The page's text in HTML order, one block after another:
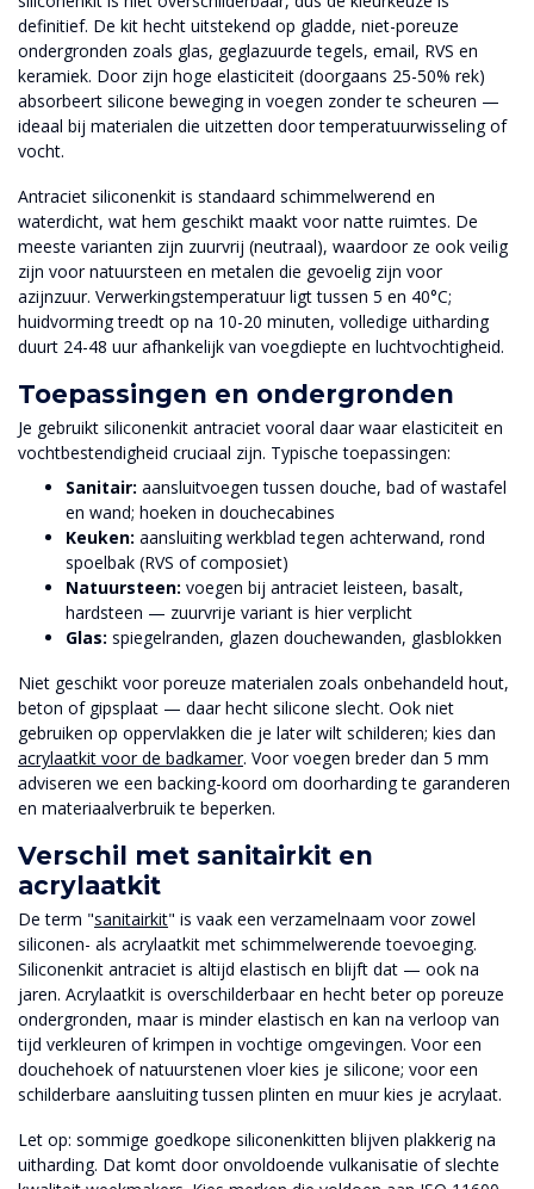
definitief. De kit hecht uitstekend op gladde, niet-poreuze
ondergronden zoals glas, geglazuurde tegels, email, RVS en
keramiek. Door zijn hoge elasticiteit (doorgaans 25-50% rek)
absorbeert silicone beweging in voegen zonder te scheuren —
ideaal bij materialen die uitzetten door temperatuurwisseling of
vocht.
Antraciet siliconenkit is standaard schimmelwerend en
waterdicht, wat hem geschikt maakt voor natte ruimtes. De
meeste varianten zijn zuurvrij (neutraal), waardoor ze ook veilig
zijn voor natuursteen en metalen die gevoelig zijn voor
azijnzuur. Verwerkingstemperatuur ligt tussen 5 en 40°C;
huidvorming treedt op na 10-20 minuten, volledige uitharding
duurt 24-48 uur afhankelijk van voegdiepte en luchtvochtigheid.
Toepassingen en ondergronden
Je gebruikt siliconenkit antraciet vooral daar waar elasticiteit en
vochtbestendigheid cruciaal zijn. Typische toepassingen:
Sanitair: aansluitvoegen tussen douche, bad of wastafel
en wand; hoeken in douchecabines
Keuken: aansluiting werkblad tegen achterwand, rond
spoelbak (RVS of composiet)
Natuursteen: voegen bij antraciet leisteen, basalt,
hardsteen — zuurvrije variant is hier verplicht
Glas: spiegelranden, glazen douchewanden, glasblokken
Niet geschikt voor poreuze materialen zoals onbehandeld hout,
beton of gipsplaat — daar hecht silicone slecht. Ook niet
gebruiken op oppervlakken die je later wilt schilderen; kies dan
acrylaatkit voor de badkamer. Voor voegen breder dan 5 mm
adviseren we een backing-koord om doorharding te garanderen
en materiaalverbruik te beperken.
Verschil met sanitairkit en
acrylaatkit
De term "sanitairkit" is vaak een verzamelnaam voor zowel
siliconen- als acrylaatkit met schimmelwerende toevoeging.
Siliconenkit antraciet is altijd elastisch en blijft dat — ook na
jaren. Acrylaatkit is overschilderbaar en hecht beter op poreuze
ondergronden, maar is minder elastisch en kan na verloop van
tijd verkleuren of krimpen in vochtige omgevingen. Voor een
douchehoek of natuurstenen vloer kies je silicone; voor een
schilderbare aansluiting tussen plinten en muur kies je acrylaat.
Let op: sommige goedkope siliconenkitten blijven plakkerig na
uitharding. Dat komt door onvoldoende vulkanisatie of slechte